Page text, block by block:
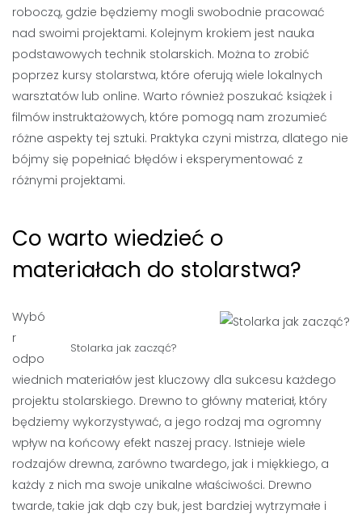
roboczą, gdzie będziemy mogli swobodnie pracować
nad swoimi projektami. Kolejnym krokiem jest nauka
podstawowych technik stolarskich. Można to zrobić
poprzez kursy stolarstwa, które oferują wiele lokalnych
warsztatów lub online. Warto również poszukać książek i
filmów instruktażowych, które pomogą nam zrozumieć
różne aspekty tej sztuki. Praktyka czyni mistrza, dlatego nie
bójmy się popełniać błędów i eksperymentować z
różnymi projektami.
Co warto wiedzieć o
materiałach do stolarstwa?
Stolarka jak zacząć?
Wybó
r
odpo
wiednich materiałów jest kluczowy dla sukcesu każdego
projektu stolarskiego. Drewno to główny materiał, który
będziemy wykorzystywać, a jego rodzaj ma ogromny
wpływ na końcowy efekt naszej pracy. Istnieje wiele
rodzajów drewna, zarówno twardego, jak i miękkiego, a
każdy z nich ma swoje unikalne właściwości. Drewno
twarde, takie jak dąb czy buk, jest bardziej wytrzymałe i